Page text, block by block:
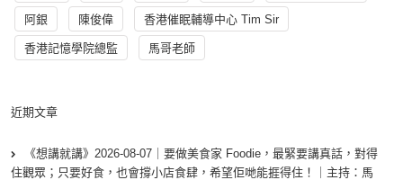
阿銀 陳俊偉 香港催眠輔導中心 Tim Sir
香港記憶學院總監 馬哥老師
近期文章
《想講就講》2026-08-07｜要做美食家 Foodie，最緊要講真話，對得
住觀眾；只要好食，也會撐小店食肆，希望佢哋能捱得住！｜主持：馬